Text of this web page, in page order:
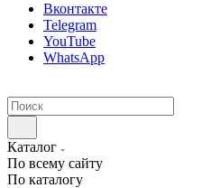
Вконтакте
Telegram
YouTube
WhatsApp
Каталог
По всему сайту
По каталогу